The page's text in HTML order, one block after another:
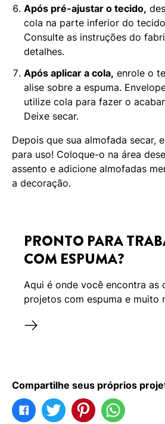
Após pré-ajustar o tecido,
cola na parte inferior do
Consulte as instruções do
detalhes.
Após aplicar a cola, enrole o
alise sobre a espuma.
utilize cola para fazer o
Deixe secar.
Depois que sua almofada secar,
para uso! Coloque-o na área
assento e adicione almofadas
a decoração.
PRONTO PARA
COM ESPUMA?
Aqui é onde você encontra as
projetos com espuma e muito
Compartilhe seus próprios